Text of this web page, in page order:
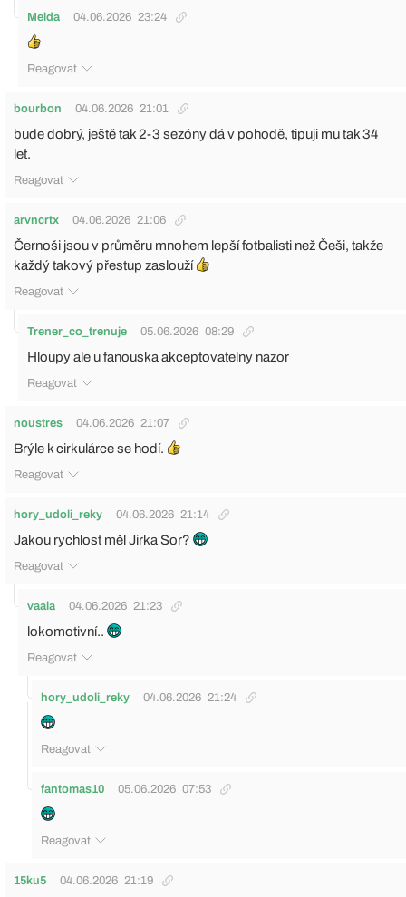
Melda 04.06.2026 23:24
Reagovat
bourbon 04.06.2026 21:01
bude dobrý, ještě tak 2-3 sezóny dá v pohodě, tipuji mu tak 34
let.
Reagovat
arvncrtx 04.06.2026 21:06
Černoši jsou v průměru mnohem lepší fotbalisti než Češi, takže
každý takový přestup zaslouží
Reagovat
Trener_co_trenuje 05.06.2026 08:29
Hloupy ale u fanouska akceptovatelny nazor
Reagovat
noustres 04.06.2026 21:07
Brýle k cirkulárce se hodí.
Reagovat
hory_udoli_reky 04.06.2026 21:14
Jakou rychlost měl Jirka Sor?
Reagovat
vaala 04.06.2026 21:23
lokomotivní..
Reagovat
hory_udoli_reky 04.06.2026 21:24
Reagovat
fantomas10 05.06.2026 07:53
Reagovat
15ku5 04.06.2026 21:19